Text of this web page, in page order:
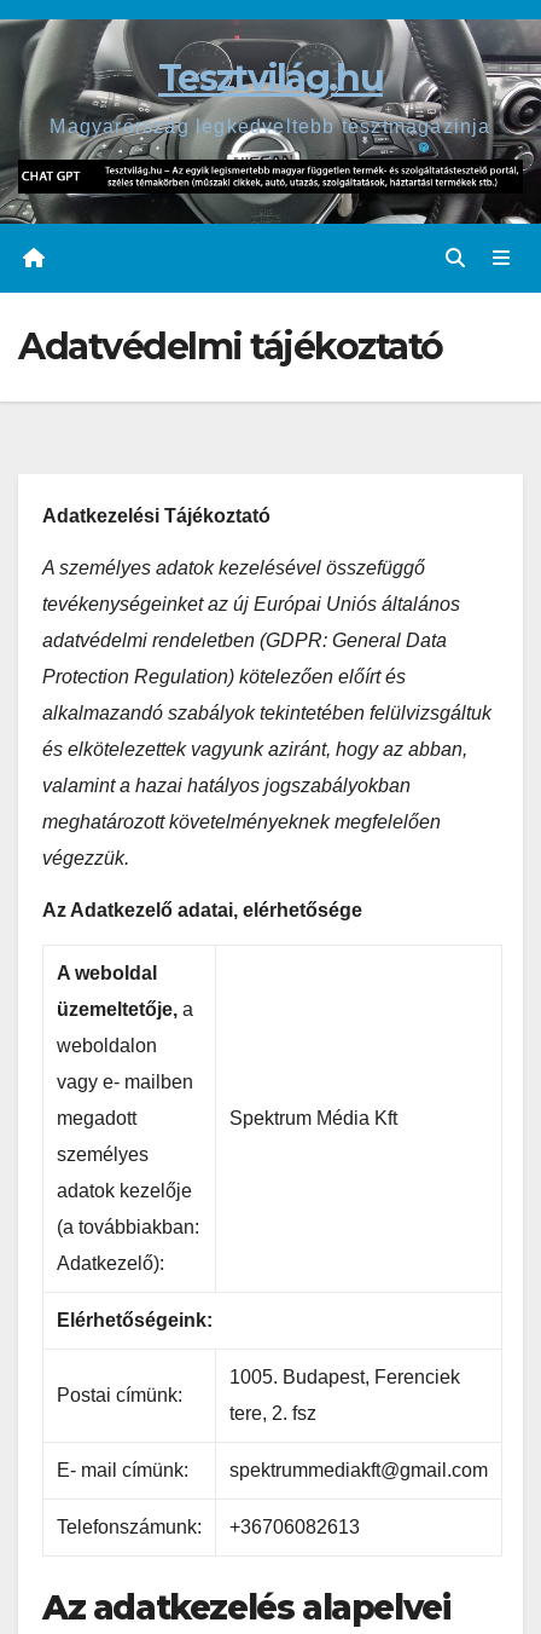
Skip
content
Tesztvilág.hu
Magyarország legkedveltebb tesztmagazinja
Adatvédelmi tájékoztató
Adatkezelési Tájékoztató
A személyes adatok kezelésével összefüggő
tevékenységeinket az új Európai Uniós általános
adatvédelmi rendeletben (GDPR: General Data
Protection Regulation) kötelezően előírt és
alkalmazandó szabályok tekintetében felülvizsgáltuk
és elkötelezettek vagyunk aziránt, hogy az abban,
valamint a hazai hatályos jogszabályokban
meghatározott követelményeknek megfelelően
végezzük.
Az Adatkezelő adatai, elérhetősége
A weboldal
üzemeltetője, a
weboldalon
vagy e- mailben
megadott
személyes
adatok kezelője
(a továbbiakban:
Adatkezelő):
Spektrum Média Kft
Elérhetőségeink:
Postai címünk:
1005. Budapest, Ferenciek
tere, 2. fsz
E- mail címünk: spektrummediakft@gmail.com
Telefonszámunk: +36706082613
Az adatkezelés alapelvei